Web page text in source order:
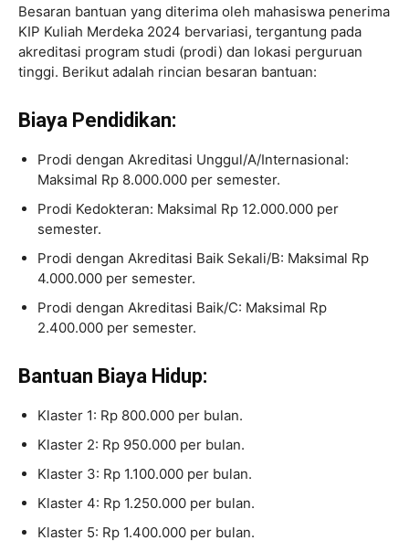
Besaran bantuan yang diterima oleh mahasiswa penerima
KIP Kuliah Merdeka 2024 bervariasi, tergantung pada
akreditasi program studi (prodi) dan lokasi perguruan
tinggi. Berikut adalah rincian besaran bantuan:
Biaya Pendidikan:
Prodi dengan Akreditasi Unggul/A/Internasional:
Maksimal Rp 8.000.000 per semester.
Prodi Kedokteran: Maksimal Rp 12.000.000 per
semester.
Prodi dengan Akreditasi Baik Sekali/B: Maksimal Rp
4.000.000 per semester.
Prodi dengan Akreditasi Baik/C: Maksimal Rp
2.400.000 per semester.
Bantuan Biaya Hidup:
Klaster 1: Rp 800.000 per bulan.
Klaster 2: Rp 950.000 per bulan.
Klaster 3: Rp 1.100.000 per bulan.
Klaster 4: Rp 1.250.000 per bulan.
Klaster 5: Rp 1.400.000 per bulan.